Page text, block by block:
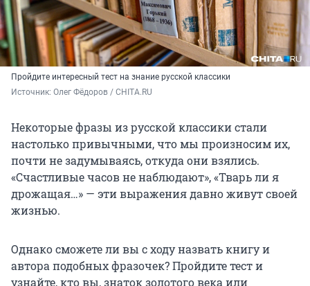
Пройдите интересный тест на знание русской классики
Источник: Олег Фёдоров / CHITA.RU
Некоторые фразы из русской классики стали
настолько привычными, что мы произносим их,
почти не задумываясь, откуда они взялись.
«Счастливые часов не наблюдают», «Тварь ли я
дрожащая…» — эти выражения давно живут своей
жизнью.
Однако сможете ли вы с ходу назвать книгу и
автора подобных фразочек? Пройдите тест и
узнайте, кто вы, знаток золотого века или